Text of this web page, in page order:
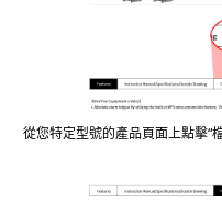
從您特定型號的產品頁面上點擊“檔